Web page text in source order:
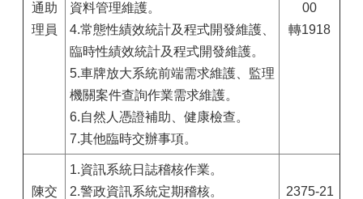
通助
理員
資料管理維護。
4.常態性績效統計及程式開發維護、
臨時性績效統計及程式開發維護。
5.車牌放大系統前端需求維護、監理
機關案件查詢作業需求維護。
6.自然人憑證補助、健康檢查。
7.其他臨時交辦事項。
00
轉1918
陳交
1.資訊系統日誌稽核作業。
2.警政資訊系統定期稽核。
2375-21